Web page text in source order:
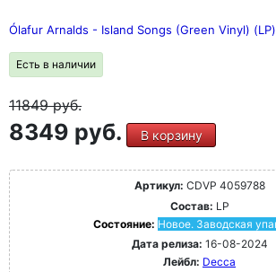
Ólafur Arnalds - Island Songs (Green Vinyl) (LP)
Есть в наличии
11849руб.
8349 руб. В корзину
Артикул: CDVP 4059788
Состав: LP
Состояние: Новое. Заводская
Дата релиза: 16-08-2024
Лейбл: Decca